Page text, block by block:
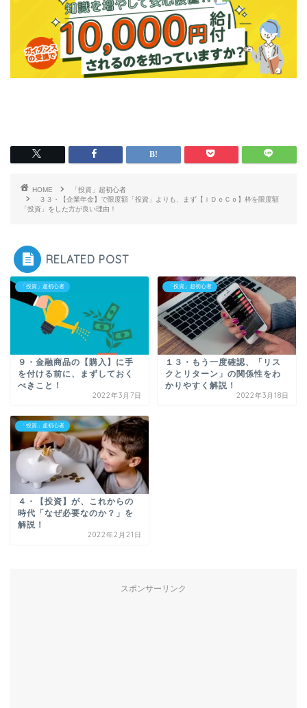
HOME
「投資」超初心者
３３・【企業年金】で限度額「投資」よりも、まず【ｉＤｅＣｏ】枠を限度額
「投資」をした方が良い理由！
RELATED POST
「投資」超初心者
９・金融商品の【購入】に手
を付ける前に、まずしておく
べきこと！
2022年3月7日
「投資」超初心者
１３・もう一度確認、「リス
クとリターン」の関係性をわ
かりやすく解説！
2022年3月18日
「投資」超初心者
４・【投資】が、これからの
時代「なぜ必要なのか？」を
解説！
2022年2月21日
スポンサーリンク